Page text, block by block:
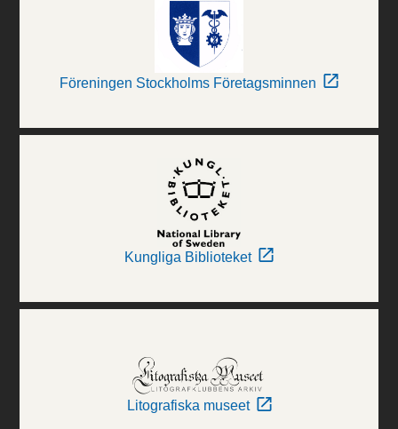
Föreningen Stockholms Företagsminnen
Kungliga Biblioteket
Litografiska museet